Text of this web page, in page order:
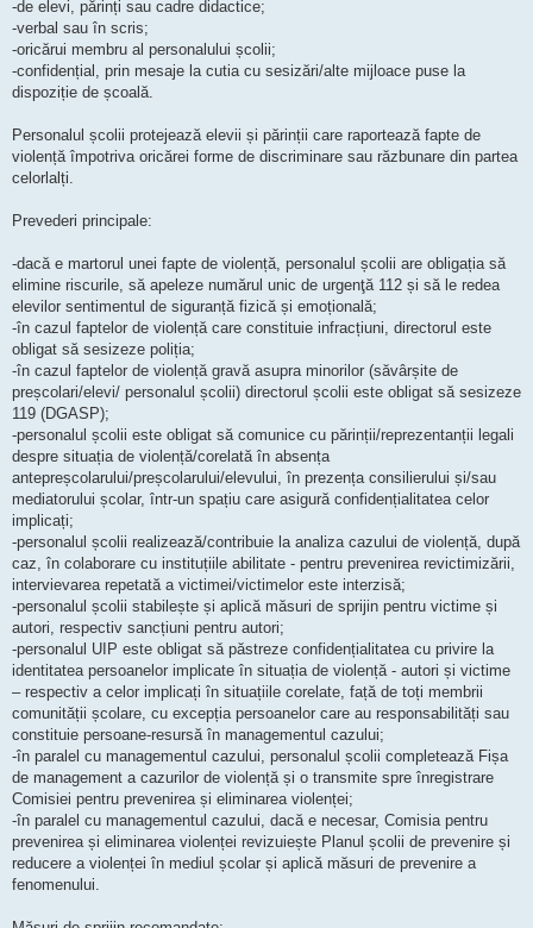
-de elevi, părinți sau cadre didactice;
-verbal sau în scris;
-oricărui membru al personalului școlii;
-confidențial, prin mesaje la cutia cu sesizări/alte mijloace puse la
dispoziție de școală.
Personalul școlii protejează elevii și părinții care raportează fapte de
violență împotriva oricărei forme de discriminare sau răzbunare din partea
celorlalți.
Prevederi principale:
-dacă e martorul unei fapte de violență, personalul școlii are obligația să
elimine riscurile, să apeleze numărul unic de urgenţă 112 și să le redea
elevilor sentimentul de siguranță fizică și emoțională;
-în cazul faptelor de violență care constituie infracțiuni, directorul este
obligat să sesizeze poliția;
-în cazul faptelor de violență gravă asupra minorilor (săvârșite de
preșcolari/elevi/ personalul școlii) directorul școlii este obligat să sesizeze
119 (DGASP);
-personalul școlii este obligat să comunice cu părinții/reprezentanții legali
despre situația de violență/corelată în absența
antepreșcolarului/preșcolarului/elevului, în prezența consilierului și/sau
mediatorului școlar, într-un spațiu care asigură confidențialitatea celor
implicați;
-personalul școlii realizează/contribuie la analiza cazului de violență, după
caz, în colaborare cu instituțiile abilitate - pentru prevenirea revictimizării,
intervievarea repetată a victimei/victimelor este interzisă;
-personalul școlii stabilește și aplică măsuri de sprijin pentru victime și
autori, respectiv sancțiuni pentru autori;
-personalul UIP este obligat să păstreze confidențialitatea cu privire la
identitatea persoanelor implicate în situația de violență - autori și victime
– respectiv a celor implicați în situațiile corelate, față de toți membrii
comunității școlare, cu excepția persoanelor care au responsabilități sau
constituie persoane-resursă în managementul cazului;
-în paralel cu managementul cazului, personalul școlii completează Fișa
de management a cazurilor de violență și o transmite spre înregistrare
Comisiei pentru prevenirea și eliminarea violenței;
-în paralel cu managementul cazului, dacă e necesar, Comisia pentru
prevenirea și eliminarea violenței revizuiește Planul școlii de prevenire și
reducere a violenței în mediul școlar și aplică măsuri de prevenire a
fenomenului.